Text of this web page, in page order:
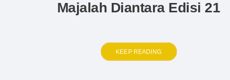
Majalah Diantara Edisi 21
KEEP READING